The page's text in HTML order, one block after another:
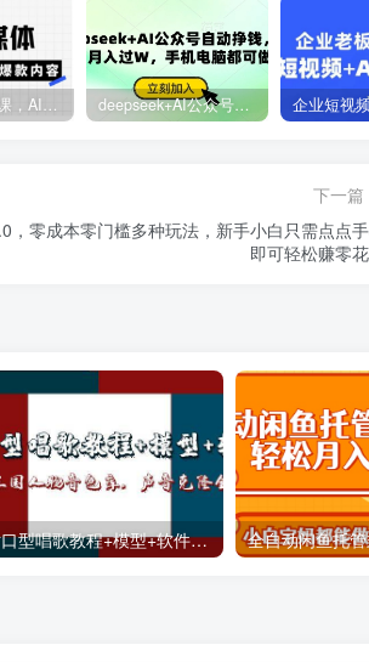
Ai自媒体实操课，AI打造自媒体爆款内容 deepseek+AI公众号自动挣钱，轻松月入过W，手机电脑都可做
下一篇
，零成本零门槛多种玩法，新手小白只需点点
即可轻松赚零
AI对口型唱歌教程+模型+软件，三国人物音色库，声音克隆全流程